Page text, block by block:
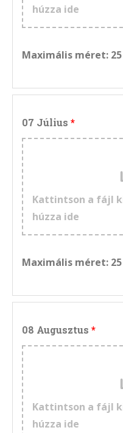
húzza ide
Maximális méret: 25
07 Július
Kattintson a fájl
húzza ide
Maximális méret: 25
08 Augusztus
Kattintson a fájl
húzza ide